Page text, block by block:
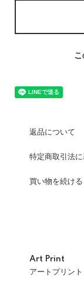
返品について
特定商取引法
買い物を続ける
Art Print
アートプリン